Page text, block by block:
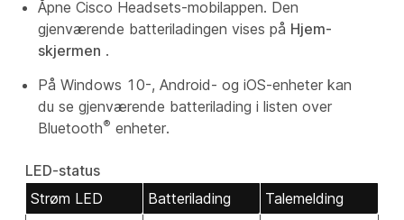
Åpne Cisco Headsets-mobilappen. Den
gjenværende batteriladingen vises på Hjem-
skjermen .
På Windows 10-, Android- og iOS-enheter kan
du se gjenværende batterilading i listen over
Bluetooth® enheter.
LED-status
Strøm LED
Batterilading Talemelding